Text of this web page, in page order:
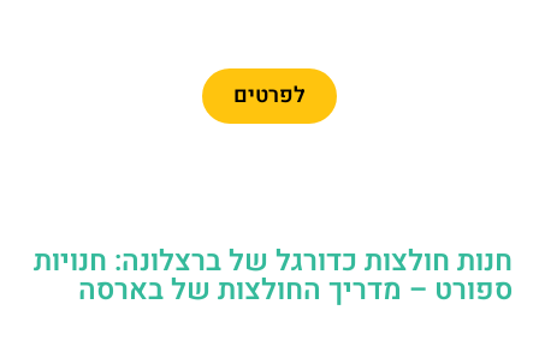
לפרטים
חנות חולצות כדורגל של ברצלונה: חנויות
ספורט – מדריך החולצות של בארסה